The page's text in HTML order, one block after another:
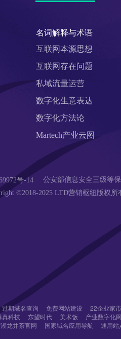
©2018-2025 LTD营销枢纽版权所
名词解释与术语
互联网本源思想
互联网存在问题
私域流量运营
数字化生意表达
数字化方法论
Martech产业云图
号-14
公安部信息安全三级等保
过期域名查询 免费网站建设 22企业家
真科技 东望时代 美术饭 产业数字化
龙井茶官网 国家域名应用导航 通用站